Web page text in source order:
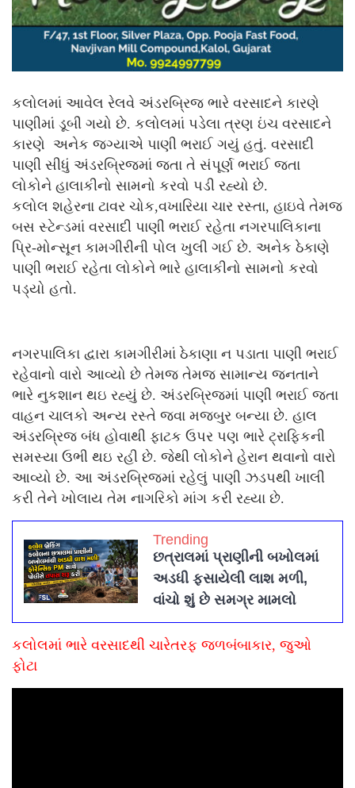
કલોલમાં આવેલ રેલવે અંડરબ્રિજ ભારે વરસાદને કારણે
પાણીમાં ડૂબી ગયો છે. કલોલમાં પડેલા ત્રણ ઇંચ વરસાદને
કારણે અનેક જગ્યાએ પાણી ભરાઈ ગયું હતું. વરસાદી
પાણી સીધું અંડરબ્રિજમાં જતા તે સંપૂર્ણ ભરાઈ જતા
લોકોને હાલાકીનો સામનો કરવો પડી રહ્યો છે.
કલોલ શહેરના ટાવર ચોક,વખારિયા ચાર રસ્તા, હાઇવે તેમજ
બસ સ્ટેન્ડમાં વરસાદી પાણી ભરાઈ રહેતા નગરપાલિકાના
પ્રિ-મોન્સૂન કામગીરીની પોલ ખુલી ગઈ છે. અનેક ઠેકાણે
પાણી ભરાઈ રહેતા લોકોને ભારે હાલાકીનો સામનો કરવો
પડ્યો હતો.
નગરપાલિકા દ્વારા કામગીરીમાં ઠેકાણા ન પડાતા પાણી ભરાઈ
રહેવાનો વારો આવ્યો છે તેમજ તેમજ સામાન્ય જનતાને
ભારે નુકશાન થઇ રહ્યું છે. અંડરબ્રિજમાં પાણી ભરાઈ જતા
વાહન ચાલકો અન્ય રસ્તે જવા મજબુર બન્યા છે. હાલ
અંડરબ્રિજ બંધ હોવાથી ફાટક ઉપર પણ ભારે ટ્રાફિકની
સમસ્યા ઉભી થઇ રહી છે. જેથી લોકોને હેરાન થવાનો વારો
આવ્યો છે. આ અંડરબ્રિજમાં રહેલું પાણી ઝડપથી ખાલી
કરી તેને ખોલાય તેમ નાગરિકો માંગ કરી રહ્યા છે.
Trending
છત્રાલમાં પ્રાણીની બખોલમાં
અડધી ફસાયેલી લાશ મળી,
વાંચો શું છે સમગ્ર મામલો
કલોલમાં ભારે વરસાદથી ચારેતરફ જળબંબાકાર, જુઓ
ફોટા